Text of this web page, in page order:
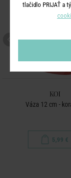
KOI
Váza 12 cm -
5,99 €
tlačidlo PRIJAŤ a